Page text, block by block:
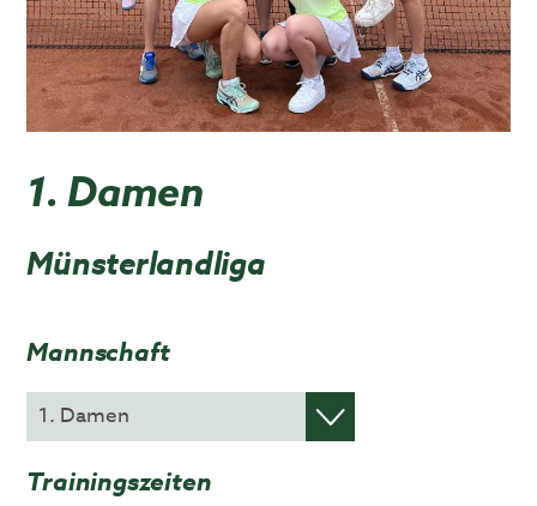
1. Damen
Münsterlandliga
Mannschaft
Trainingszeiten